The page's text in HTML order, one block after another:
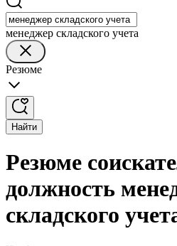
менеджер складского учета
Резюме
Найти
Резюме
должность
складского